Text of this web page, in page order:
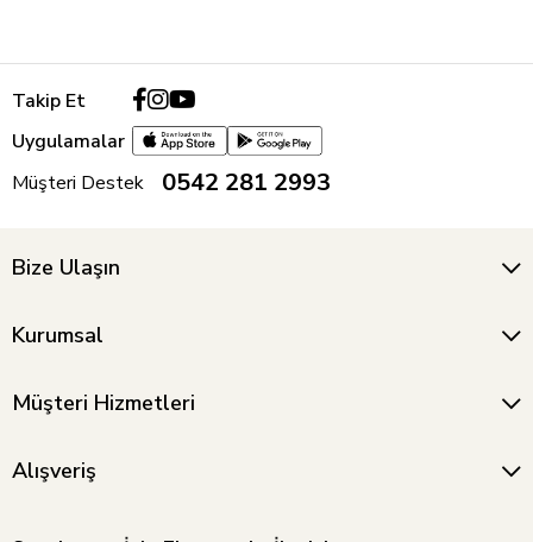
Takip Et
Uygulamalar
Müşteri Destek
0542 281 2993
Bize Ulaşın
Kurumsal
Müşteri Hizmetleri
Alışveriş